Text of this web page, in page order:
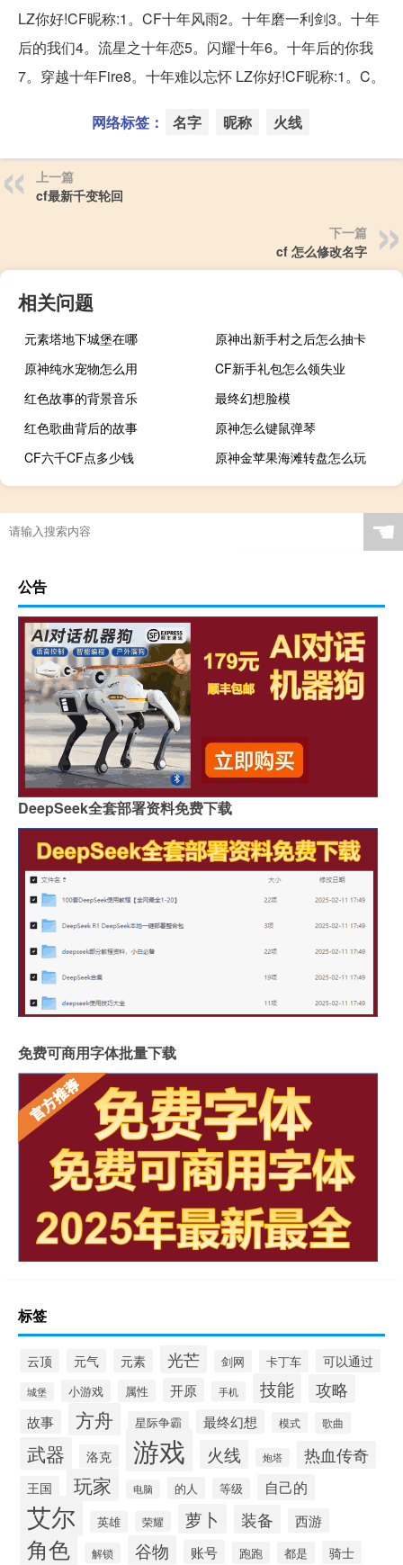
LZ你好!CF昵称:1。CF十年风雨2。十年磨一利剑3。十年
后的我们4。流星之十年恋5。闪耀十年6。十年后的你我
7。穿越十年Fire8。十年难以忘怀 LZ你好!CF昵称:1。C。
网络标签： 名字 昵称 火线
上一篇
cf最新千变轮回
下一篇
cf 怎么修改名字
相关问题
元素塔地下城堡在哪
原神出新手村之后怎么抽卡
原神纯水宠物怎么用
CF新手礼包怎么领失业
红色故事的背景音乐
最终幻想脸模
红色歌曲背后的故事
原神怎么键鼠弹琴
CF六千CF点多少钱
原神金苹果海滩转盘怎么玩
☚
公告
DeepSeek全套部署资料免费下载
免费可商用字体批量下载
标签
云顶 元气 元素 光芒 剑网 卡丁车 可以通过
城堡 小游戏 属性 开原 手机 技能 攻略
故事 方舟 星际争霸 最终幻想 模式 歌曲
武器 洛克 游戏 火线 炮塔 热血传奇
王国 玩家 电脑 的人 等级 自己的
艾尔 英雄 荣耀 萝卜 装备 西游
角色 解锁 谷物 账号 跑跑 都是 骑士